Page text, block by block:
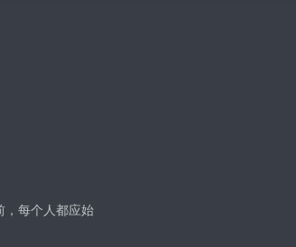
，每个人都应始